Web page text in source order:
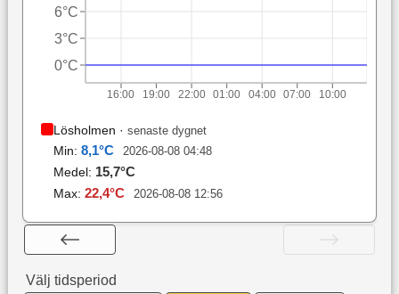
16:00 19:00 22:00 01:00 04:00 07:00 10:00
0°C
3°C
6°C
Lösholmen · senaste dygnet
Min: 8,1°C 2026-08-08 04:48
Medel: 15,7°C
Max: 22,4°C 2026-08-08 12:56
Välj tidsperiod